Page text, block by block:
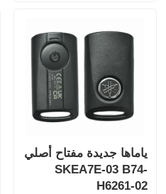
ياماها جديدة مفتاح أصلي
SKEA7E-03 B74-
H6261-02